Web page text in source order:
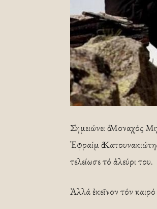
Σημειώνει ὁ Μοναχός
Ἐφραίμ ὁ
τελείωσε τό ἀλεύρι του.
Ἀλλά ἐκεῖνον τόν